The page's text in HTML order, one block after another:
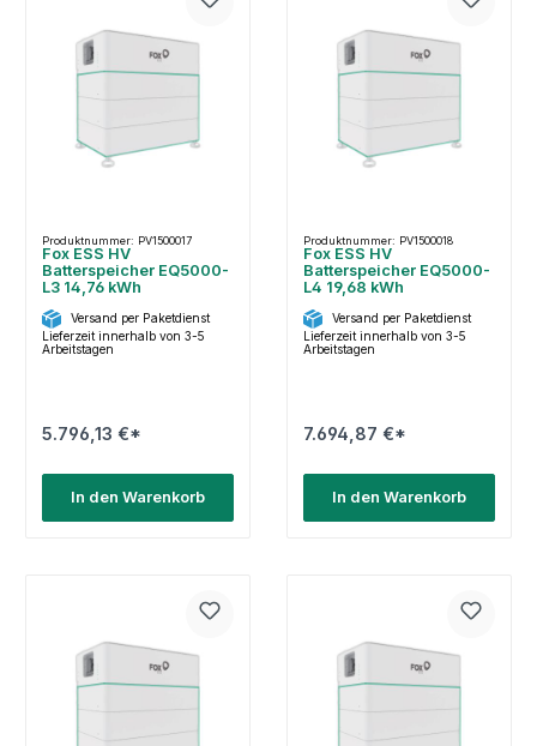
Produktnummer: PV1500017
Fox ESS HV
Batterspeicher EQ5000-
L3 14,76 kWh
Versand per Paketdienst
Lieferzeit innerhalb von 3-5
Arbeitstagen
5.796,13 €*
In den Warenkorb
Produktnummer: PV1500018
Fox ESS HV
Batterspeicher EQ5000-
L4 19,68 kWh
Versand per Paketdienst
Lieferzeit innerhalb von 3-5
Arbeitstagen
7.694,87 €*
In den Warenkorb